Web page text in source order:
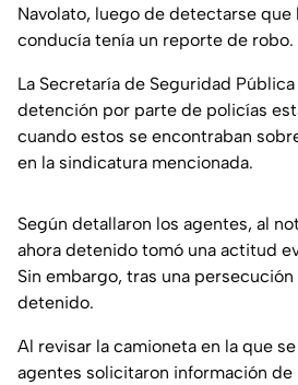
Navolato, luego de detectarse que
conducía tenía un reporte de robo.
La Secretaría de Seguridad
detención por parte de policías
cuando estos se encontraban
en la sindicatura mencionada.
Según detallaron los agentes, al
ahora detenido tomó una actitud
Sin embargo, tras una
detenido.
Al revisar la camioneta en la que
agentes solicitaron información de